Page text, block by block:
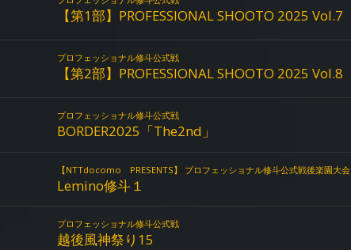
【第1部】PROFESSIONAL SHOOTO 2025 Vol.7
プロフェッショナル修斗公式戦
【第2部】PROFESSIONAL SHOOTO 2025 Vol.8
プロフェッショナル修斗公式戦
BORDER2025「The2nd」
【NTTdocomo PRESENTS】 プロフェッショナル修斗公式戦後楽園大会
Lemino修斗１
プロフェッショナル修斗公式戦
越後風神祭り15